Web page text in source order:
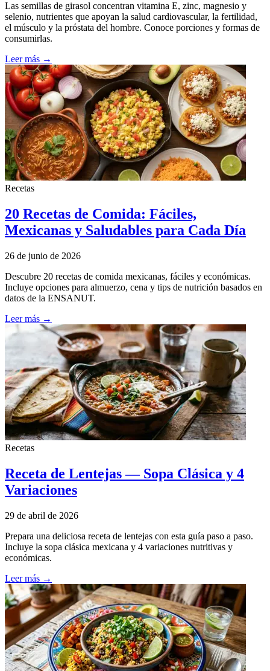
Las semillas de girasol concentran vitamina E, zinc, magnesio y
selenio, nutrientes que apoyan la salud cardiovascular, la fertilidad,
el músculo y la próstata del hombre. Conoce porciones y formas de
consumirlas.
Leer más →
Recetas
20 Recetas de Comida: Fáciles,
Mexicanas y Saludables para Cada Día
26 de junio de 2026
Descubre 20 recetas de comida mexicanas, fáciles y económicas.
Incluye opciones para almuerzo, cena y tips de nutrición basados en
datos de la ENSANUT.
Leer más →
Recetas
Receta de Lentejas — Sopa Clásica y 4
Variaciones
29 de abril de 2026
Prepara una deliciosa receta de lentejas con esta guía paso a paso.
Incluye la sopa clásica mexicana y 4 variaciones nutritivas y
económicas.
Leer más →